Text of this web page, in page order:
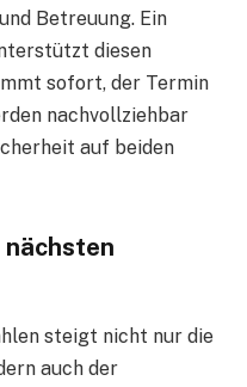
Betreuung. Ein
diesen
sofort, der Termin
nachvollziehbar
auf beiden
nächsten
steigt nicht nur die
auch der